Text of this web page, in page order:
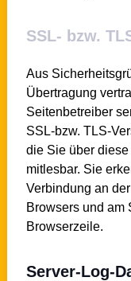
SSL- bzw.
Aus
Übertragung
Seitenbetreiber
SSL-bzw. TLS-
die Sie über
mitlesbar. Sie
Verbindung an
Browsers und am
Browserzeile.
Server-Log-